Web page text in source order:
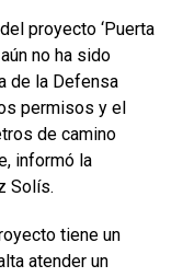
proyecto ‘Puerta
no ha sido
de la Defensa
permisos y el
de camino
informó la
Solís.
tiene un
atender un